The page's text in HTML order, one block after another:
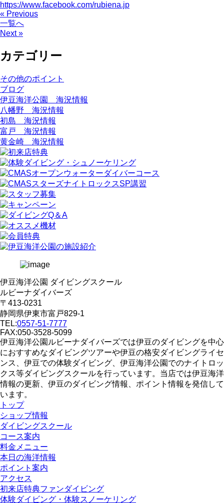
https://www.facebook.com/rubiena.jp
« Previous
一覧へ
Next »
カテゴリー
その他のポイント
ブログ
伊豆海洋公園 海況情報
八幡野 海況情報
初島 海況情報
富戸 海況情報
黄金崎 海況情報
伊豆海洋公園 ダイビングスクール
ルビーナダイバーズ
〒413-0231
静岡県伊東市富戸829-1
TEL:0557-51-7777
FAX:050-3528-5099
伊豆海洋公園ルビーナダイバーズでは伊豆のダイビングを中心
におすすめなダイビングツアーや伊豆の格安ダイビングライセ
ンス、伊豆での体験ダイビング、伊豆海洋公園でのナイトロッ
クス等ダイビングスクールを行っています。当店では伊豆海洋
情報の更新、伊豆のダイビング情報、ポイント情報を発信して
います。
トップ
ショップ情報
ダイビングスクール
コース案内
料金メニュー
本日の海洋情報
ポイント案内
アクセス
初来店特典ファンダイビング
体験ダイビング・体験スノーケリング